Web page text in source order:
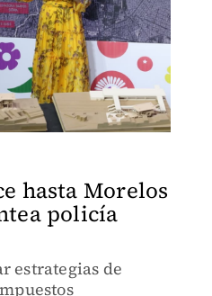
hasta Morelos
policía
estrategias de